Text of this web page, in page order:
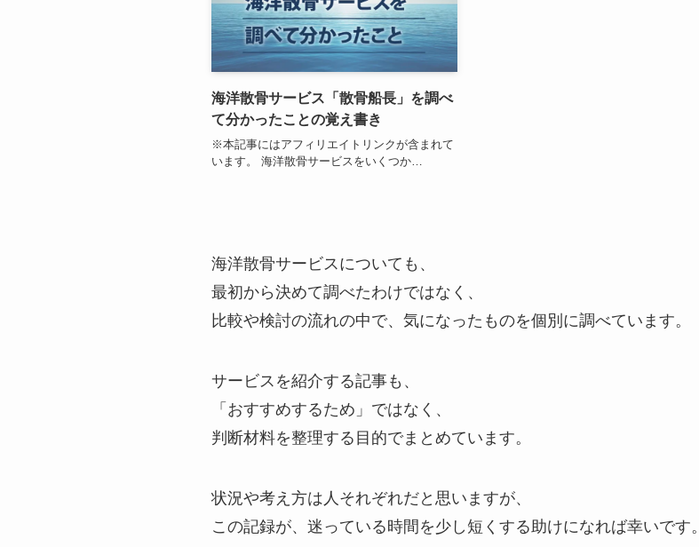
海洋散骨サービス「散骨船長」を調べ
て分かったことの覚え書き
※本記事にはアフィリエイトリンクが含まれて
います。 海洋散骨サービスをいくつか…
海洋散骨サービスについても、
最初から決めて調べたわけではなく、
比較や検討の流れの中で、気になったものを個別に調べています。
サービスを紹介する記事も、
「おすすめするため」ではなく、
判断材料を整理する目的でまとめています。
状況や考え方は人それぞれだと思いますが、
この記録が、迷っている時間を少し短くする助けになれば幸いです。